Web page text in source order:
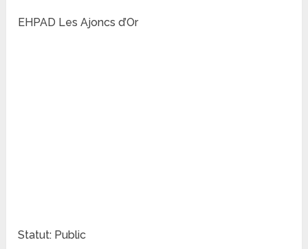
EHPAD Les Ajoncs d’Or
Statut: Public